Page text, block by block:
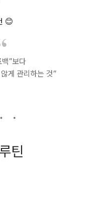
😊
”보다
게 관리하는 것”
틴